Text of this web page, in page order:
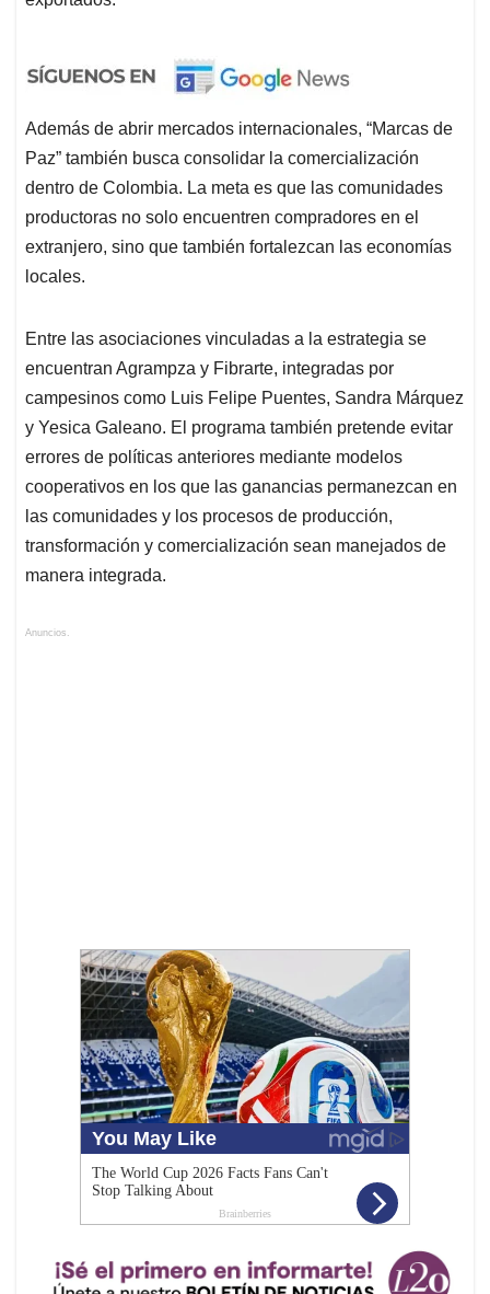
Además de abrir mercados internacionales, “Marcas de
Paz” también busca consolidar la comercialización
dentro de Colombia. La meta es que las comunidades
productoras no solo encuentren compradores en el
extranjero, sino que también fortalezcan las economías
locales.
Entre las asociaciones vinculadas a la estrategia se
encuentran Agrampza y Fibrarte, integradas por
campesinos como Luis Felipe Puentes, Sandra Márquez
y Yesica Galeano. El programa también pretende evitar
errores de políticas anteriores mediante modelos
cooperativos en los que las ganancias permanezcan en
las comunidades y los procesos de producción,
transformación y comercialización sean manejados de
manera integrada.
Anuncios.